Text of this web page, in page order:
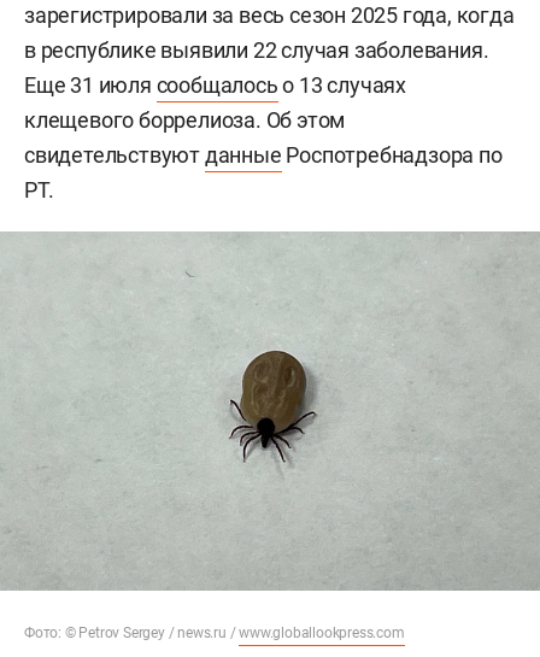
зарегистрировали за весь сезон 2025 года, когда
в республике выявили 22 случая заболевания.
Еще 31 июля сообщалосьо 13 случаях
клещевого боррелиоза. Об этом
свидетельствуютданные Роспотребнадзора по
РТ.
Фото: © Petrov Sergey / news.ru /www.globallookpress.com